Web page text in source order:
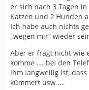
er sich nach 3 Tagen
Katzen und 2 Hunden
Ich habe auch nichts
„wegen mir“ wieder
Aber er fragt nicht wie
komme …. bei den
ihm langweilig ist,
kümmert usw ….